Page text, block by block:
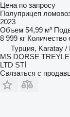
Цена по запросу
Полуприцеп
2023
Объем 54,99 м³
8 999 кг Количество
Турция, Karatay /
MS DORSE
LTD STİ
Связаться с